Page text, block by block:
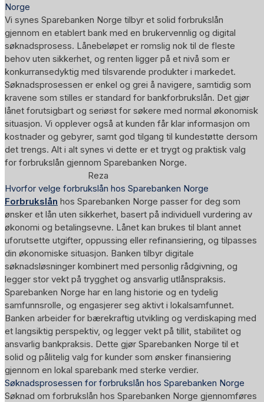
Norge
Vi synes Sparebanken Norge tilbyr et solid forbrukslån
gjennom en etablert bank med en brukervennlig og digital
søknadsprosess. Lånebeløpet er romslig nok til de fleste
behov uten sikkerhet, og renten ligger på et nivå som er
konkurransedyktig med tilsvarende produkter i markedet.
Søknadsprosessen er enkel og grei å navigere, samtidig som
kravene som stilles er standard for bankforbrukslån. Det gjør
lånet forutsigbart og seriøst for søkere med normal økonomisk
situasjon. Vi opplever også at kunden får klar informasjon om
kostnader og gebyrer, samt god tilgang til kundestøtte dersom
det trengs. Alt i alt synes vi dette er et trygt og praktisk valg
for forbrukslån gjennom Sparebanken Norge.
Reza
Hvorfor velge forbrukslån hos Sparebanken Norge
Forbrukslån hos Sparebanken Norge passer for deg som
ønsker et lån uten sikkerhet, basert på individuell vurdering av
økonomi og betalingsevne. Lånet kan brukes til blant annet
uforutsette utgifter, oppussing eller refinansiering, og tilpasses
din økonomiske situasjon. Banken tilbyr digitale
søknadsløsninger kombinert med personlig rådgivning, og
legger stor vekt på trygghet og ansvarlig utlånspraksis.
Sparebanken Norge har en lang historie og en tydelig
samfunnsrolle, og engasjerer seg aktivt i lokalsamfunnet.
Banken arbeider for bærekraftig utvikling og verdiskaping med
et langsiktig perspektiv, og legger vekt på tillit, stabilitet og
ansvarlig bankpraksis. Dette gjør Sparebanken Norge til et
solid og pålitelig valg for kunder som ønsker finansiering
gjennom en lokal sparebank med sterke verdier.
Søknadsprosessen for forbrukslån hos Sparebanken Norge
Søknad om forbrukslån hos Sparebanken Norge gjennomføres